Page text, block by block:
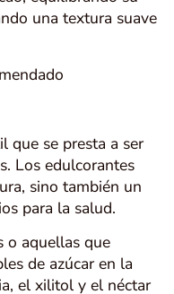
una textura suave
que se presta a ser
Los edulcorantes
sino también un
para la salud.
o aquellas que
de azúcar en la
el xilitol y el néctar